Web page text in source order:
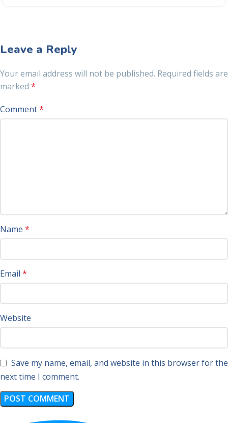
Leave a Reply
Your email address will not be published. Required fields are
marked *
Comment*
Name *
Email *
Website
Save my name, email, and website in this browser for the
next time I comment.